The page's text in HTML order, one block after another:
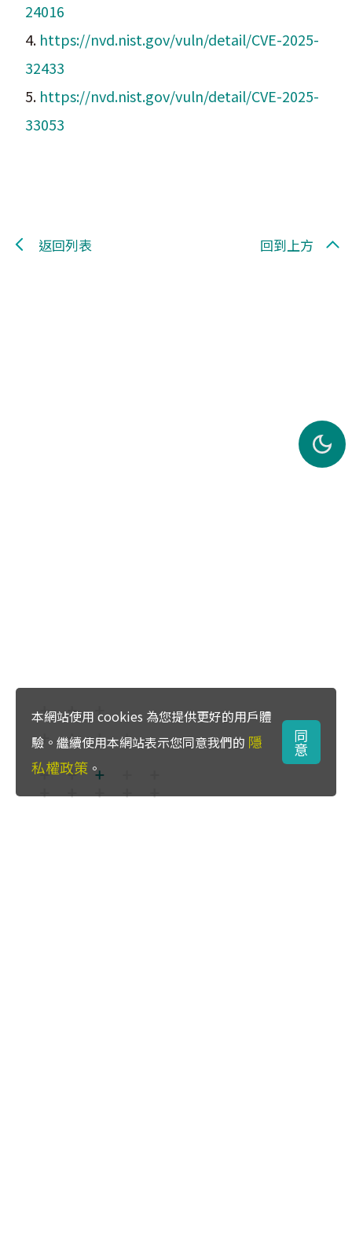
24016
4. https://nvd.nist.gov/vuln/detail/CVE-2025-
32433
5. https://nvd.nist.gov/vuln/detail/CVE-2025-
33053
返回列表 回到上方
本網站使用 cookies 為您提供更好的用戶體
驗。繼續使用本網站表示您同意我們的 隱
私權政策 。
同
意